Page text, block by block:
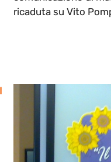
ricaduta su Vito